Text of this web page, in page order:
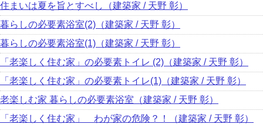
住まいは夏を旨とすべし（建築家 / 天野 彰）
暮らしの必要素浴室(2)（建築家 / 天野 彰）
暮らしの必要素浴室(1)（建築家 / 天野 彰）
「老楽しく住む家」の必要素トイレ (2)（建築家 / 天野 彰）
「老楽しく住む家」の必要素トイレ(1)（建築家 / 天野 彰）
老楽しむ家 暮らしの必要素浴室（建築家 / 天野 彰）
「老楽しく住む家」 わが家の危険？！（建築家 / 天野 彰）